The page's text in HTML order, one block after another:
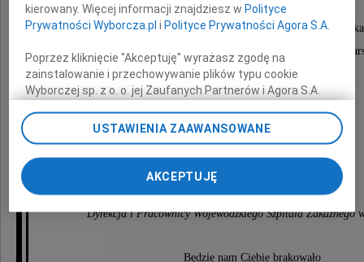
naszego wieloletniego pracownika, wspaniałego
przyjaciela Wojewódzkiego Szpitala Zakaźnego w
Rodzinie i Bliskim
składamy głębokie wyrazy współczucia
Dyrekcja i Pracownicy Wojewódzkiego Szpitala Zakaźnego
Będzie nam Ciebie brakowało
kierowany. Więcej informacji znajdziesz wPolityce
Prywatności Wyborcza.pl iPolityce Prywatności Agora S.A.
Poprzez kliknięcie "Akceptuję" wyrażasz zgodę na
zainstalowanie i przechowywanie plików typu cookie
Wyborczej sp. z o. o. jej Zaufanych Partnerów i Agora S.A.
chwili zmienić swoje preferencje dot. plików cookie,
ponownie wywołując narzędzie do zarządzania Twoimi
preferencjami dot. przetwarzania danych poprzez
odnośnik „Ustawienia prywatności” w stopce serwisu i
przechodząc do sekcji „Ustawienia zaawansowane”.
pomocą ustawień przeglądarki.
My, nasi Zaufani Partnerzy i Agora S.A. możemy
USTAWIENIA ZAAWANSOWANE
AKCEPTUJĘ